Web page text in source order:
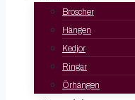
Broscher
Hängen
Kedjor
Ringar
Örhängen